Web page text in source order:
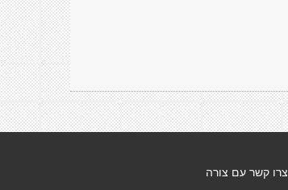
צרו קשר עם צורה